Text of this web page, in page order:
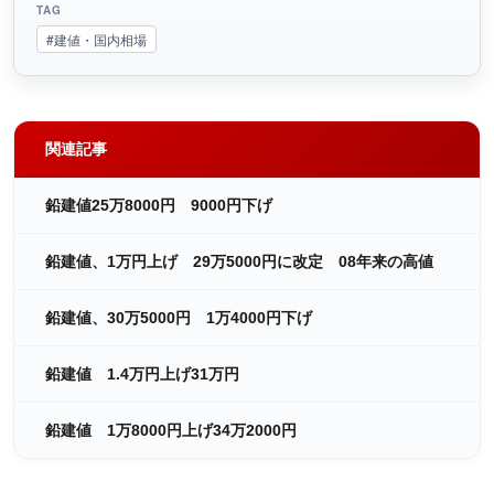
TAG
#建値・国内相場
関連記事
鉛建値25万8000円 9000円下げ
鉛建値、1万円上げ 29万5000円に改定 08年来の高値
鉛建値、30万5000円 1万4000円下げ
鉛建値 1.4万円上げ31万円
鉛建値 1万8000円上げ34万2000円